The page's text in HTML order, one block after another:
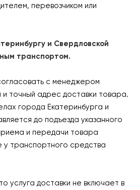
перевозчиком или
и Свердловской
транспортом.
с менеджером
и точный адрес доставки товара.
города Екатеринбурга и
до подъезда указанного
и передачи товара
у транспортного средства
услуга доставки не включает в